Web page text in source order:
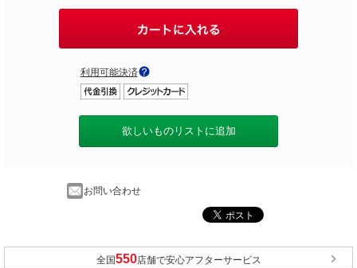
利用可能決済
欲しいものリストに追加
お問い合わせ
全国 店舗で安心アフターサービス